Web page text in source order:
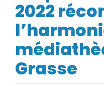
TEMOIGNAGES
EVENEMENTS
2022
Grasse